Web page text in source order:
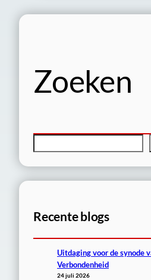
Zoeken
n
Recente blogs
Uitdaging voor de synode
Verbondenheid
24 juli 2026